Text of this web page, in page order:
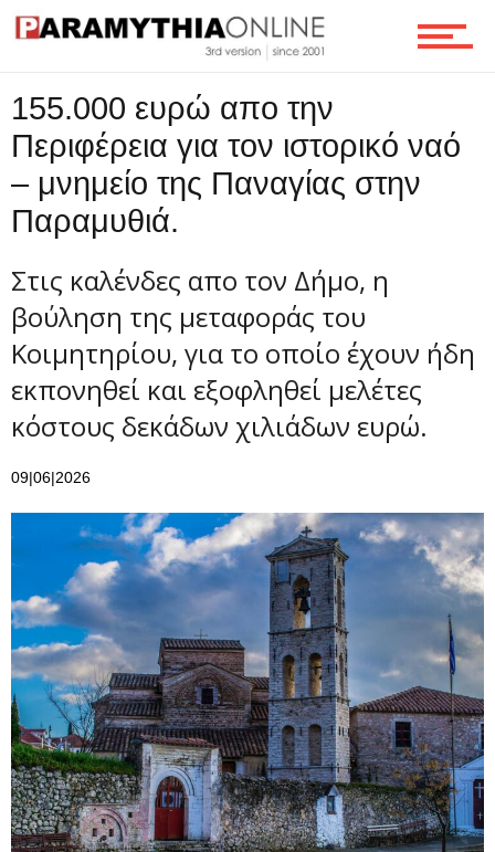
Ροή
Επικοινωνία
155.000 ευρώ απο την
Περιφέρεια για τον ιστορικό ναό
– μνημείο της Παναγίας στην
Παραμυθιά.
Στις καλένδες απο τον Δήμο, η
βούληση της μεταφοράς του
Κοιμητηρίου, για το οποίο έχουν ήδη
εκπονηθεί και εξοφληθεί μελέτες
κόστους δεκάδων χιλιάδων ευρώ.
09|06|2026